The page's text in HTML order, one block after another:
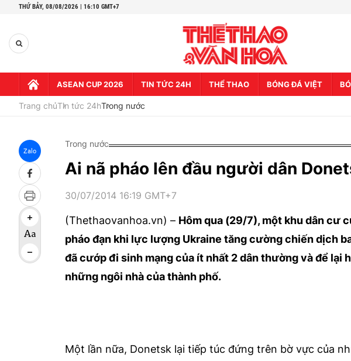
THỨ BẢY, 08/08/2026 | 16:10 GMT+7
ASEAN CUP 2026 TIN TỨC 24H THỂ THAO BÓNG ĐÁ VIỆT
Trang chủTin tức 24hTrong nước
Zalo
Trong nước
Ai nã pháo lên đầu người dân
30/07/2014 16:19 GMT+7
(Thethaovanhoa.vn) – Hôm qua (29/7), một khu dân cư
pháo đạn khi lực lượng Ukraine tăng cường chiến dịch
đã cướp đi sinh mạng của ít nhất 2 dân thường và để lại
những ngôi nhà của thành phố.
Một lần nữa, Donetsk lại tiếp túc đứng trên bờ vực của